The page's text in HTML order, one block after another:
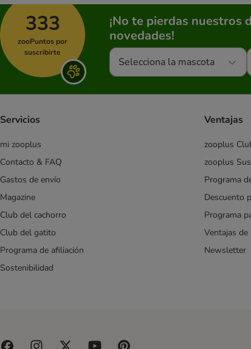
Venandi Animal
Virbac Veterinary HPM
Whiskas
Wiejska Zagroda
Wild Freedom
333
zooPuntos por
suscribirte
¡No te pierdas nuestros
novedades!
Selecciona la mascota
Servicios
mi zooplus
Contacto & FAQ
Gastos de envío
Magazine
Club del cachorro
Club del gatito
Programa de afiliación
Sostenibilidad
Ventajas
zooplus
zooplus
Programa
Descuento
Programa
Ventajas de
Newsletter